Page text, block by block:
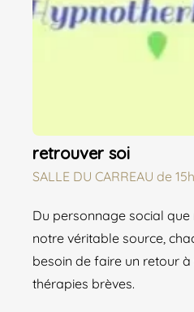
retrouver soi
SALLE DU CARREAU de
Du personnage social
notre véritable source,
besoin de faire un retour à
thérapies brèves.